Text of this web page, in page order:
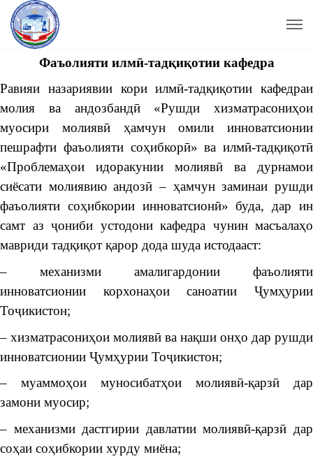
Фаъолияти илмӣ-тадқиқотии кафедра
Равияи назариявии кори илмӣ-тадқиқотии кафедраи
молия ва андозбандӣ «Рушди хизматрасониҳои
муосири молиявӣ ҳамчун омили инноватсионии
пешрафти фаъолияти соҳибкорӣ» ва илмӣ-тадқиқотӣ
«Проблемаҳои идоракунии молиявӣ ва дурнамои
сиёсати молиявию андозӣ – ҳамчун заминаи рушди
фаъолияти соҳибкории инноватсионӣ» буда, дар ин
самт аз ҷониби устодони кафедра чунин масъалаҳо
мавриди тадқиқот қарор дода шуда истодааст:
– механизми амалигардонии фаъолияти
инноватсионии корхонаҳои саноатии Ҷумҳурии
Тоҷикистон;
– хизматрасониҳои молиявӣ ва нақши онҳо дар рушди
инноватсионии Ҷумҳурии Тоҷикистон;
– муаммоҳои муносибатҳои молиявӣ-қарзӣ дар
замони муосир;
– механизми дастгирии давлатии молиявӣ-қарзӣ дар
соҳаи соҳибкории хурду миёна;